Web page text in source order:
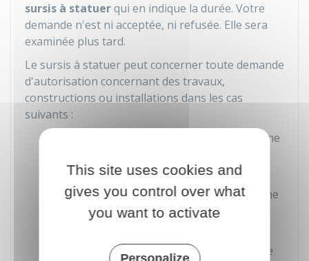
sursis à statuerqui en indique la durée. Votre
demande n'est ni acceptée, ni refusée. Elle sera
examinée plus tard.
Le sursis à statuer peut concerner toute demande
d'autorisation concernant des travaux,
constructions ou installations dans les cas
suivants :
Terrain qui fait partie du périmètre d'une
Ouverture de l'enquête préalable à la
déclaration d'utilité publique (DUP) d'une
opération
compromettre ou rendre plus onéreuse
This site uses cookies and
gives you control over what
you want to activate
Personalize